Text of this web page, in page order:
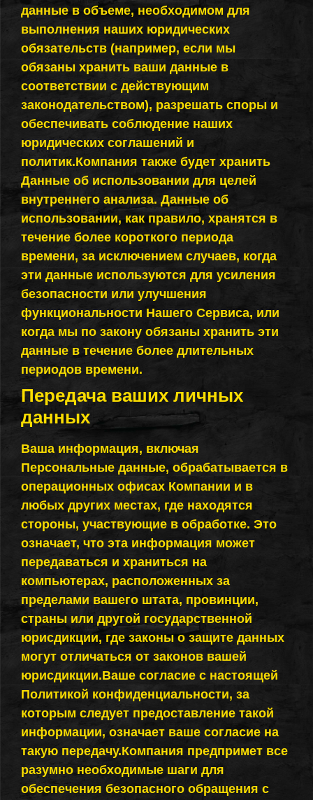
данные в объеме, необходимом для
выполнения наших юридических
обязательств (например, если мы
обязаны хранить ваши данные в
соответствии с действующим
законодательством), разрешать споры и
обеспечивать соблюдение наших
юридических соглашений и
политик.Компания также будет хранить
Данные об использовании для целей
внутреннего анализа. Данные об
использовании, как правило, хранятся в
течение более короткого периода
времени, за исключением случаев, когда
эти данные используются для усиления
безопасности или улучшения
функциональности Нашего Сервиса, или
когда мы по закону обязаны хранить эти
данные в течение более длительных
периодов времени.
Передача ваших личных
данных
Ваша информация, включая
Персональные данные, обрабатывается в
операционных офисах Компании и в
любых других местах, где находятся
стороны, участвующие в обработке. Это
означает, что эта информация может
передаваться и храниться на
компьютерах, расположенных за
пределами вашего штата, провинции,
страны или другой государственной
юрисдикции, где законы о защите данных
могут отличаться от законов вашей
юрисдикции.Ваше согласие с настоящей
Политикой конфиденциальности, за
которым следует предоставление такой
информации, означает ваше согласие на
такую передачу.Компания предпримет все
разумно необходимые шаги для
обеспечения безопасного обращения с